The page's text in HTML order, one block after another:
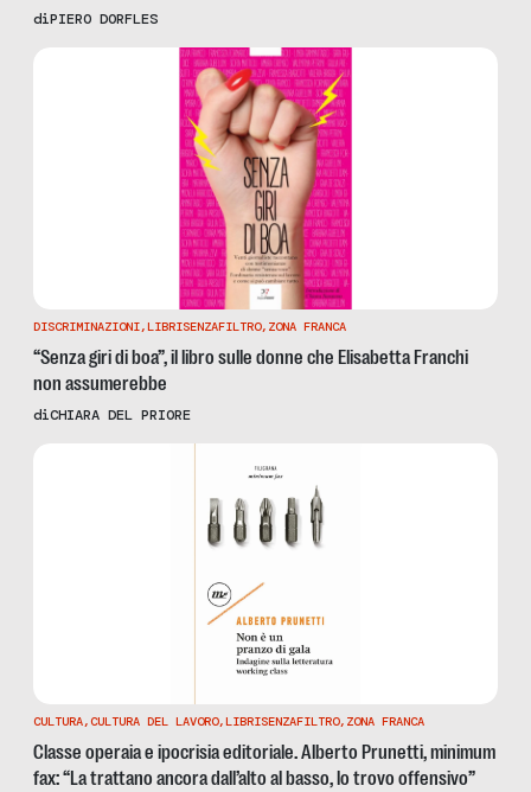
diPIERO DORFLES
DISCRIMINAZIONI,LIBRISENZAFILTRO, ZONA FRANCA
“Senza giri di boa”, il libro sulle donne che Elisabetta Franchi
non assumerebbe
diCHIARA DEL PRIORE
CULTURA,CULTURA DEL LAVORO,LIBRISENZAFILTRO, ZONA FRANCA
Classe operaia e ipocrisia editoriale. Alberto Prunetti, minimum
fax: “La trattano ancora dall’alto al basso, lo trovo offensivo”